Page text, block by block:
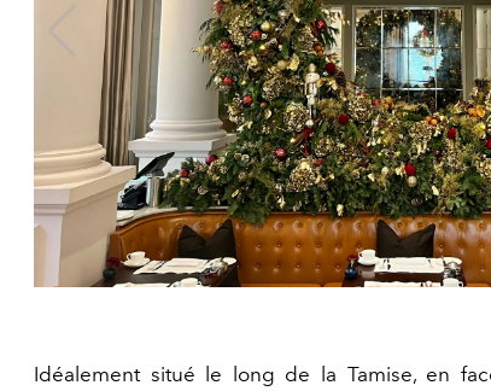
Idéalement situé le long de la Tamise, en